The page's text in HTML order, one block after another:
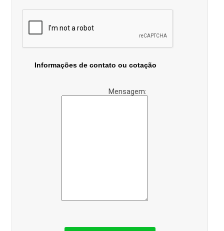
Informações de contato ou cotação
Mensagem: